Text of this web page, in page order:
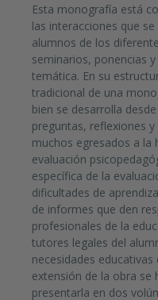
Esta monografía está
las interacciones que
alumnos de los
seminarios, ponencias
temática. En su
tradicional de una
bien se desarrolla
preguntas, reflexiones
muchos egresados a la
evaluación
específica de la
dificultades de
de informes que den
profesionales de la
tutores legales del
necesidades
extensión de la obra se
presentarla en dos